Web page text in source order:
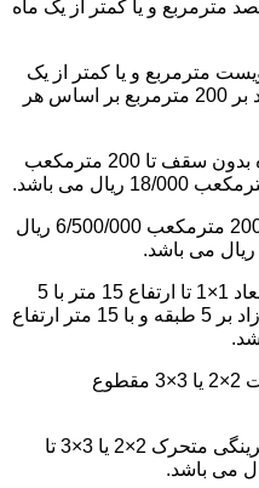
مترمربع و یا کمتر از یک ماه
مترمربع و یا کمتر از یک
ماه مقطوع 6/500/000 ریال و مازاد بر 200 مترمربع بر اساس هر
3-اجاره داربست یک ماه کلراژ ساده بدون سقف تا 200 مترمکعب
4-اجاره داربست یک ماه مسقف تا 200 مترمکعب 6/500/000 ریال
5-اجاره یک ماه چاهک آسانسور به ابعاد 1×1 تا ارتفاع 15 متر با 5
طبقه مقطوع 5/500/000 ریال و مازاد بر 5 طبقه و با 15 متر ارتفاع
6-اجاره یک ماه یک عدد چهارپایه ثابت 2×2 یا 3×3 مقطوع
7-اجاره یک ماه چهارپایه چرخدار بلبرینگی متحرک 2×2 یا 3×3 تا